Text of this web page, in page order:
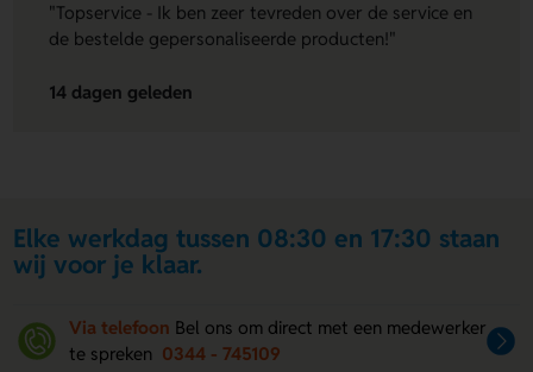
"Topservice - Ik ben zeer tevreden over de service en
de bestelde gepersonaliseerde producten!"
14 dagen geleden
Elke werkdag tussen 08:30 en 17:30 staan
wij voor je klaar.
Via telefoon Bel ons om direct met een medewerker
te spreken 0344 - 745109